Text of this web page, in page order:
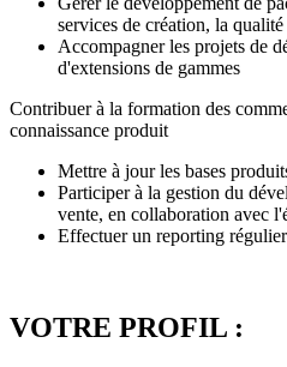
services de création, la
Accompagner les projets de
d'extensions de gammes
Contribuer à la formation des
connaissance produit
Mettre à jour les bases
Participer à la gestion du
vente, en collaboration avec
Effectuer un reporting
VOTRE PROFIL :